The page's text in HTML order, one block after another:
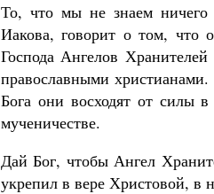
То, что мы не знаем
Иакова, говорит о том, что
Господа Ангелов
православными
Бога они восходят от силы
мученичестве.
Дай Бог, чтобы Ангел
укрепил в вере Христовой, в